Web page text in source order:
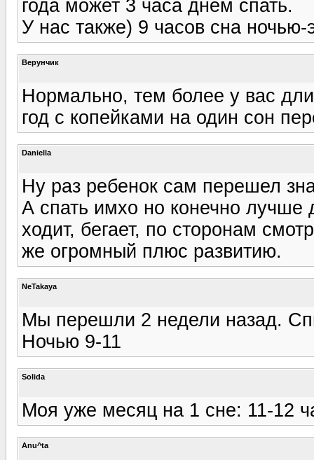
года может 3 часа днем спать.
У нас также) 9 часов сна
Верунчик
Нормально, тем более у вас
год с копейками на один сон
Daniella
Ну раз ребенок сам перешел
А спать имхо но конечно лучше
ходит, бегает, по сторонам
же огромный плюс развитию.
NeTakaya
Мы перешли 2 недели назад.
Ночью 9-11
Solida
Моя уже месяц на 1 сне: 11-12
Anu^ta